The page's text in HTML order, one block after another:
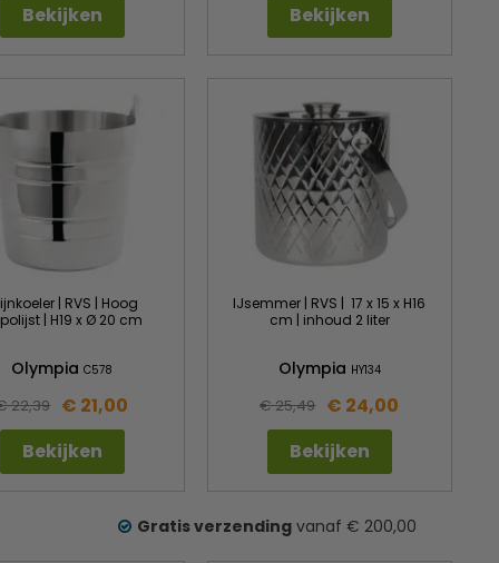
Bekijken
Bekijken
| RVS | Hoog
| H19 x Ø 20 cm
OlympiaC578
22,39 € 21,00
Bekijken
IJsemmer | RVS | 17 x 15 x H16
cm | inhoud 2 liter
Olympia HY134
€ 25,49 € 24,00
Bekijken
Gratis verzendingvanaf € 200,00